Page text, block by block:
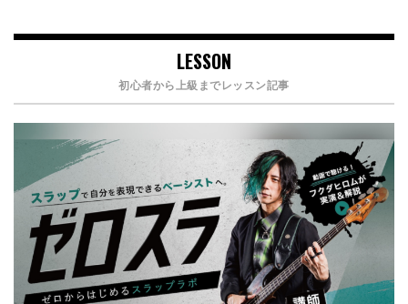
LESSON
初心者から上級までレッスン記事